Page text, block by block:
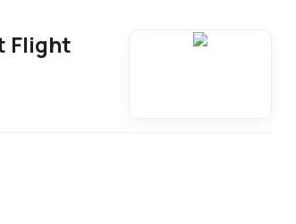
Flight